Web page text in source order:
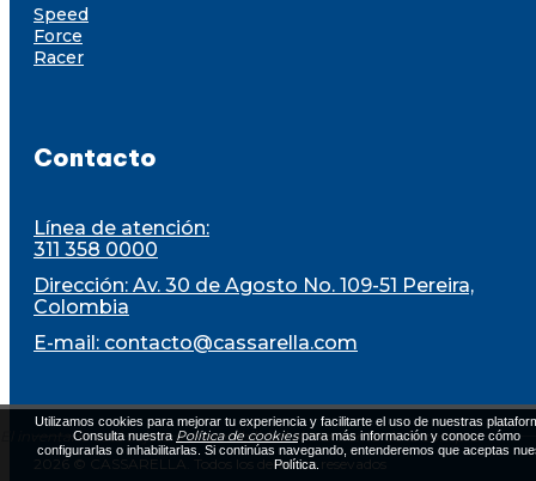
El inventario está sujeto a disponibilidad al momento de la compra
Speed
Force
Racer
Contacto
Línea de atención:
311 358 0000
Dirección: Av. 30 de Agosto No. 109-51 Pereira,
Colombia
E-mail: contacto@cassarella.com
2026 © CASSARELLA. Todos los derechos resevados
Utilizamos cookies para mejorar tu experiencia y facilitarte el uso de nuestras
Consulta nuestra Política de cookiespara más información y conoce cómo
configurarlas o inhabilitarlas. Si continúas navegando, entenderemos que aceptas
Política.